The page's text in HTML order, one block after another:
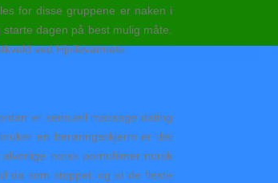
for disse gruppene er naken i
dagen på best mulig måte.
ved Hjellevannet».
er sensuell massage dating
en berøringsskjerm er det
norsk pornofilmer norsk
da som stoppet, og at de fleste